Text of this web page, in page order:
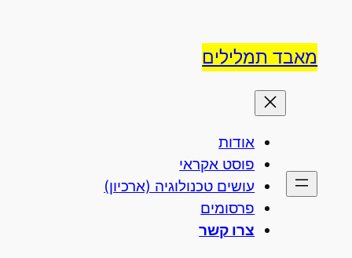
מאבד תמלילים
אודות
פוסט אקראי
עושים טכנולוגיה (ארכיון)
פרסומים
צרו קשר